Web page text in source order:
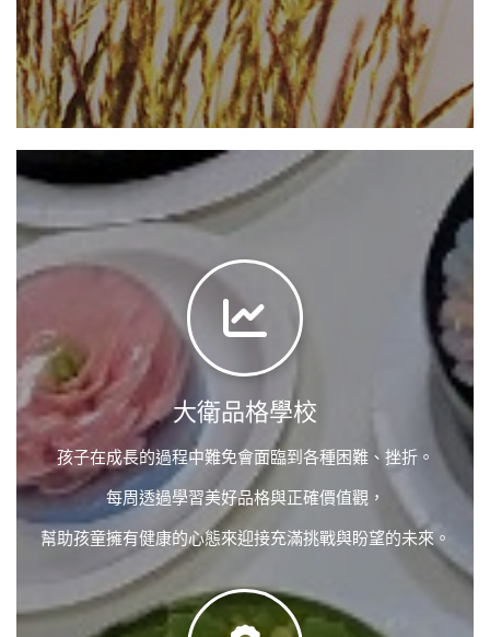
大衛品格學校
孩子在成長的過程中難免會面臨到各種困難、挫折。
每周透過學習美好品格與正確價值觀，
幫助孩童擁有健康的心態來迎接充滿挑戰與盼望的未來。